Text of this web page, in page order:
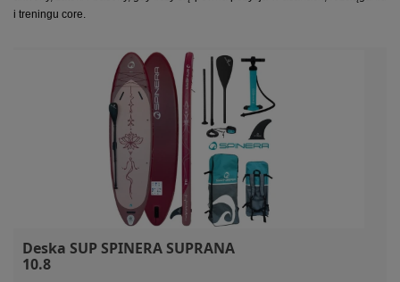
i treningu core.
Deska SUP SPINERA SUPRANA
10.8